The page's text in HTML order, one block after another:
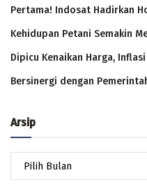
Pertama! Indosat Hadirkan
Kehidupan Petani Semakin
Dipicu Kenaikan Harga,
Bersinergi dengan
Arsip